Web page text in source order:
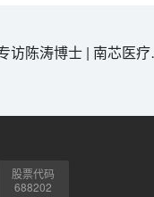
士 | 南芯医疗：做活体生物药领域一往无前的弄潮儿
股票代码
688202